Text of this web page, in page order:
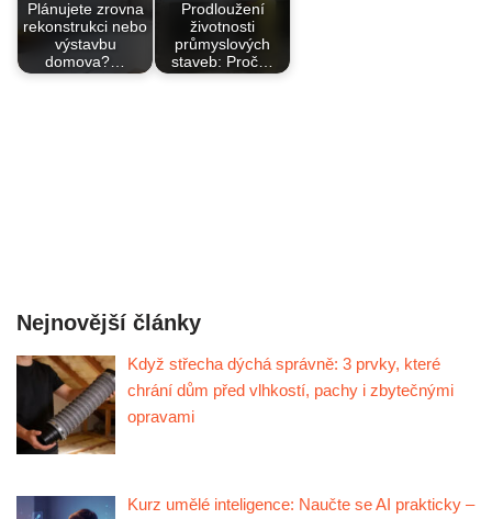
Plánujete zrovna
rekonstrukci nebo
výstavbu
domova?…
Prodloužení
životnosti
průmyslových
staveb: Proč…
Nejnovější články
Když střecha dýchá správně: 3 prvky, které
chrání dům před vlhkostí, pachy i zbytečnými
opravami
Kurz umělé inteligence: Naučte se AI prakticky –